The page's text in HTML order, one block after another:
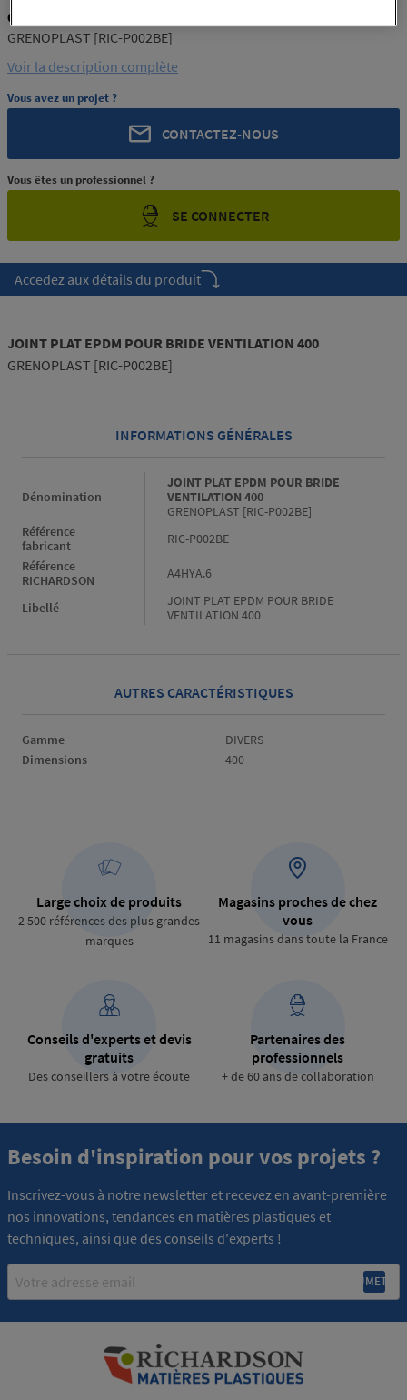
GRENOPLAST RIC-P002BE
GRENOPLAST [RIC-P002BE]
Voir la description complète
Vous avez un projet ?
CONTACTEZ-NOUS
Vous êtes un professionnel ?
SE CONNECTER
Accedez aux détails du produit
JOINT PLAT EPDM POUR BRIDE VENTILATION 400
GRENOPLAST [RIC-P002BE]
INFORMATIONS GÉNÉRALES
Dénomination
JOINT PLAT EPDM POUR BRIDE
VENTILATION 400
GRENOPLAST [RIC-P002BE]
Référence
fabricant
RIC-P002BE
Référence
RICHARDSON
A4HYA.6
Libellé
JOINT PLAT EPDM POUR BRIDE
VENTILATION 400
AUTRES CARACTÉRISTIQUES
Gamme Gamme
DIVERS
Dimensions
Dimensions
400
Large choix de produits
2 500 références des plus grandes
marques
Magasins proches de chez
vous
11 magasins dans toute la France
Conseils d'experts et devis
gratuits
Des conseillers à votre écoute
Partenaires des
professionnels
+ de 60 ans de collaboration
Besoin d'inspiration pour vos projets ?
Inscrivez-vous à notre newsletter et recevez en avant-première
nos innovations, tendances en matières plastiques et
techniques, ainsi que des conseils d'experts !